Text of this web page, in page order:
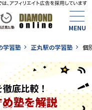
学習塾 正丸駅の学習塾 個
底比較！
塾を解説